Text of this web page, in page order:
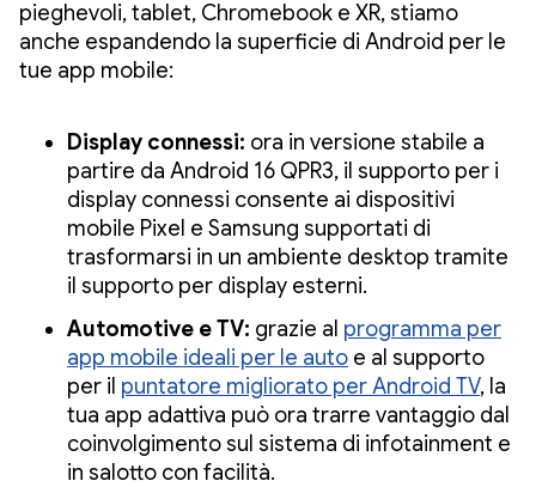
pieghevoli, tablet, Chromebook e XR, stiamo
anche espandendo la superficie di Android per le
tue app mobile:
Display connessi: ora in versione stabile a
partire da Android 16 QPR3, il supporto per i
display connessi consente ai dispositivi
mobile Pixel e Samsung supportati di
trasformarsi in un ambiente desktop tramite
il supporto per display esterni.
Automotive e TV: grazie al programma per
app mobile ideali per le auto e al supporto
per il puntatore migliorato per Android TV, la
tua app adattiva può ora trarre vantaggio dal
coinvolgimento sul sistema di infotainment e
in salotto con facilità.